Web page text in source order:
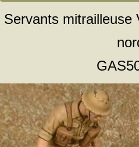
Servants mitrailleuse